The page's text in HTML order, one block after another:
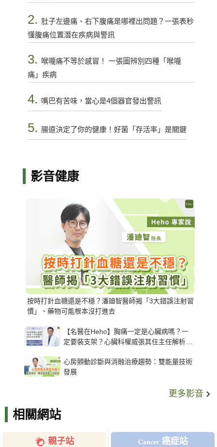
2. 肚子左邊痛、右下腹痛是哪裡出問題？一張表秒
懂腹痛位置潛在疾病與警訊
3. 喉嚨痛不等於感冒！ 一張圖辨別四種「喉嚨
痛」疾病
4. 嘴巴有苦味，當心是4個器官發出警訊
5. 腸道決定了你的健康！好菌「存活率」是關鍵
影音健康
按時打針血糖還是不穩？潘廸智醫師揭「3大錯誤注射習
慣」、藥物可能根本沒打進去
【名醫在Heho】胸痛一定是心臟病嗎？一
定要裝支架？心臟科權威張其任主任解析支
心房顫動診斷與消融治療趨勢：雙能量技術
發展
更多影音
相關網站
親子站 癌症站